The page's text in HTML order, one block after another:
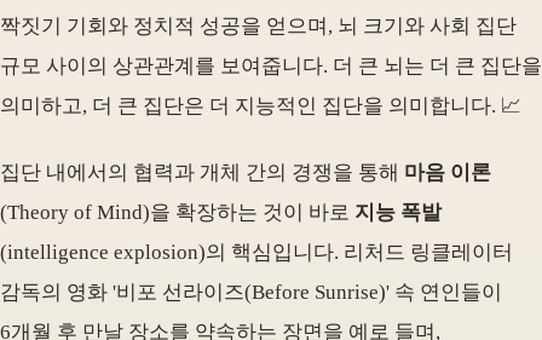
짝짓기 기회와 정치적 성공을 얻으며, 뇌 크기와 사회 집단
규모 사이의 상관관계를 보여줍니다. 더 큰 뇌는 더 큰 집단을
의미하고, 더 큰 집단은 더 지능적인 집단을 의미합니다. 📈
집단 내에서의 협력과 개체 간의 경쟁을 통해 마음 이론
(Theory of Mind)을 확장하는 것이 바로 지능 폭발
(intelligence explosion)의 핵심입니다. 리처드 링클레이터
감독의 영화 '비포 선라이즈(Before Sunrise)' 속 연인들이
6개월 후 만날 장소를 약속하는 장면을 예로 들며,